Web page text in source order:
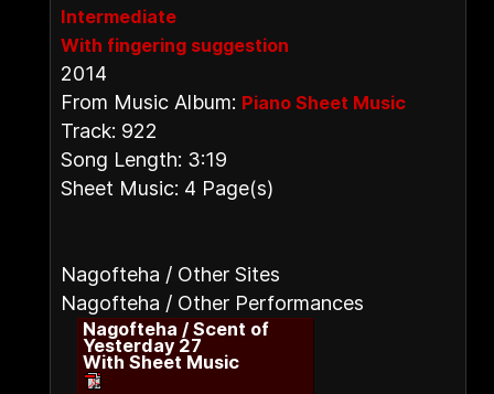
Intermediate
With fingering suggestion
2014
From Music Album: Piano Sheet Music
Track: 922
Song Length: 3:19
Sheet Music: 4 Page(s)
Nagofteha / Other Sites
Nagofteha / Other Performances
Nagofteha / Scent of
Yesterday 27
With Sheet Music